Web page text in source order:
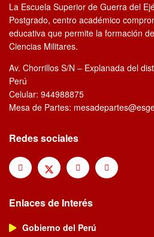
La Escuela Superior de Guerra del
Postgrado, centro académico
educativa que permite la formación
Ciencias Militares.
Av. Chorrillos S/N – Explanada del
Perú
Celular: 944988875
Mesa de Partes:
Redes sociales
Enlaces de Interés
Gobierno del Perú